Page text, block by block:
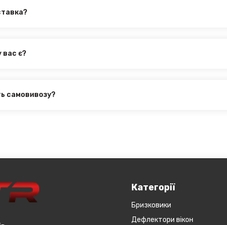
1 - 3 дні)
1 - 3 дні за повною передоплатою) для великогабаритного
від 3000 грн. Дана пропозиція не поширюється на
вас є?
самовивозу?
Категорії
Бризковики
Дефлектори вікон